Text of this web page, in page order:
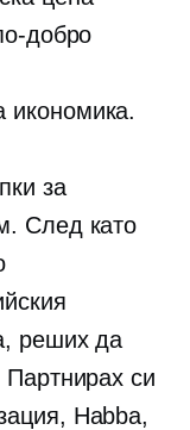
добро
икономика.
за
След като
реших да
Партнирах си
Habba,